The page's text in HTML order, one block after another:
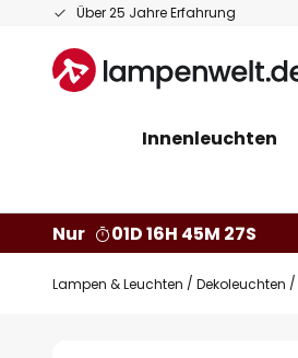
Über 25 Jahre Erfahrung
Zum
springen
Innenleuchten
Nur
01D 16H 45M 26S
Lampen & Leuchten Dekoleuchten